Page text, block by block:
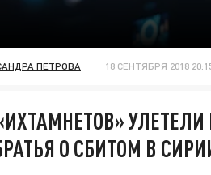
ПЕТРОВА 18 СЕНТЯБРЯ 2018
О СБИТОМ В